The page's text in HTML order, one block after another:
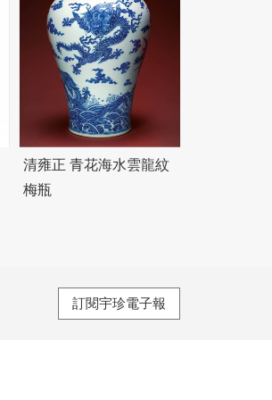
清雍正 青花海水雲龍紋
梅瓶
訂閱宇珍電子報